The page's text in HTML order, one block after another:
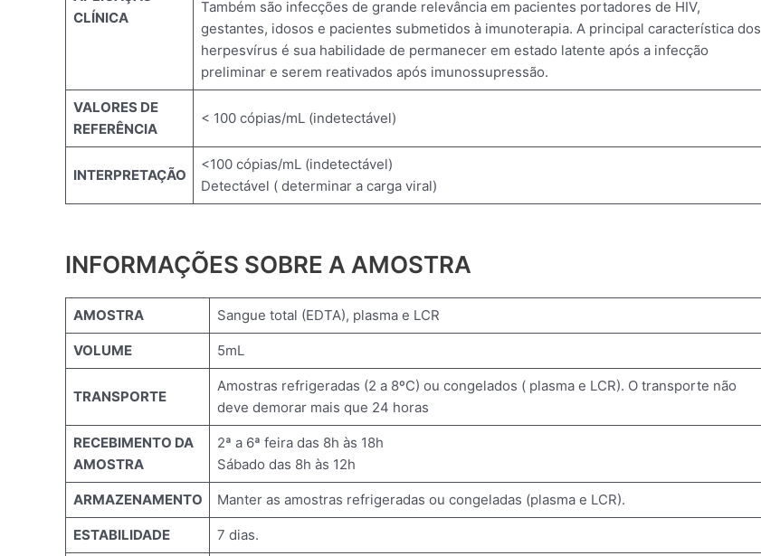
CLÍNICA
Também são infecções de grande relevância em pacientes portadores de HIV,
gestantes, idosos e pacientes submetidos à imunoterapia. A principal característica dos
herpesvírus é sua habilidade de permanecer em estado latente após a infecção
preliminar e serem reativados após imunossupressão.
VALORES DE
REFERÊNCIA
< 100 cópias/mL (indetectável)
INTERPRETAÇÃO
<100 cópias/mL (indetectável)
Detectável ( determinar a carga viral)
INFORMAÇÕES SOBRE A AMOSTRA
AMOSTRA Sangue total (EDTA), plasma e LCR
VOLUME 5mL
TRANSPORTE
Amostras refrigeradas (2 a 8ºC) ou congelados ( plasma e LCR). O transporte não
deve demorar mais que 24 horas
RECEBIMENTO DA
AMOSTRA
2ª a 6ª feira das 8h às 18h
Sábado das 8h às 12h
ARMAZENAMENTO Manter as amostras refrigeradas ou congeladas (plasma e LCR).
ESTABILIDADE 7 dias.